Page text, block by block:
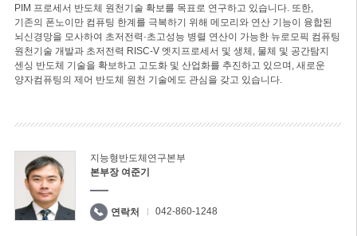
PIM 프로세서 반도체 원천기술 확보를 목표로 연구하고 있습니다. 또한,
기존의 폰노이만 컴퓨팅 한계를 극복하기 위해 메모리와 연산 기능이 융합된
뇌신경망을 모사하여 초저전력·초고성능 병렬 연산이 가능한 뉴로모픽 컴퓨팅
원천기술 개발과 초저전력 RISC-V 엣지프로세서 및 생체, 물체 및 공간탐지
센싱 반도체 기술을 확보하고 고도화 및 산업화를 추진하고 있으며, 새로운
양자컴퓨팅의 제어 반도체 원천 기술에도 관심을 갖고 있습니다.
지능형반도체연구본부
본부장 여준기
연락처 042-860-1248